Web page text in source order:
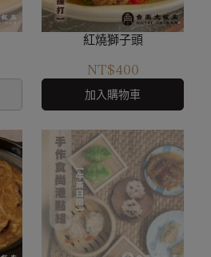
紅燒獅子頭
NT$400
加入購物車